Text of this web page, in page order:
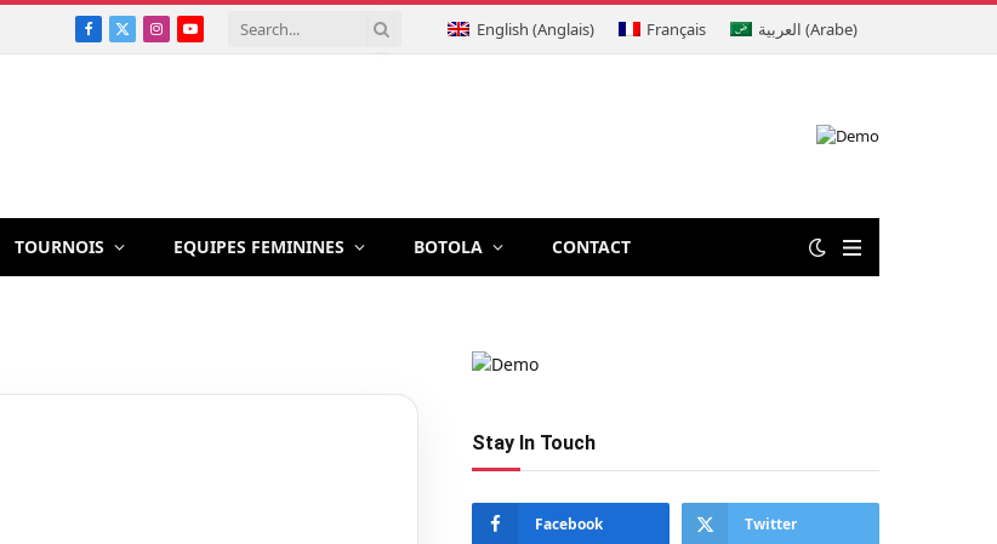
Facebook
X
Instagram
YouTube English (Anglais) Français العربية (Arabe)
TOURNOIS EQUIPES FEMININES BOTOLA CONTACT
Stay In Touch
Facebook Twitter